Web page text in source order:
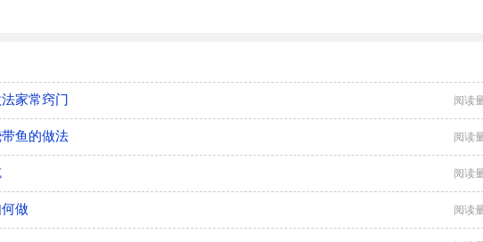
家常窍门 阅读
鱼的做法 阅读
阅读
做 阅读